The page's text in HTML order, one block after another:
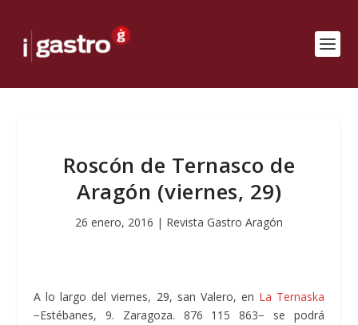
Roscón de Ternasco de
Aragón (viernes, 29)
26 enero, 2016 | Revista Gastro Aragón
A lo largo del viernes, 29, san Valero, en La Ternaska
−Estébanes, 9. Zaragoza. 876 115 863− se podrá